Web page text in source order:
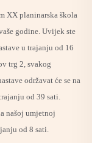
XX planinarska škola
godine. Uvijek ste
u trajanju od 16
trg 2, svakog
održavat će se na
od 39 sati.
našoj umjetnoj
od 8 sati.